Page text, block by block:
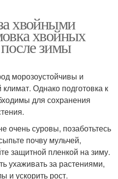
хвойными
хвойных
зимы
морозоустойчивы и
Однако подготовка к
для сохранения
очень суровы, позаботьтесь
почву мульчей,
защитной пленкой на зиму.
ухаживать за растениями,
и ускорить рост.